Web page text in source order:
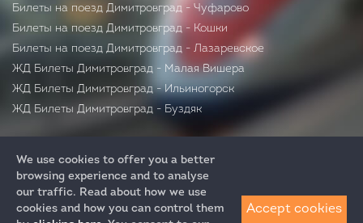
Билеты на поезд Димитровград - Чуфарово
Билеты на поезд Димитровград - Кошки
Билеты на поезд Димитровград - Лазаревское
ЖД Билеты Димитровград - Малая Вишера
ЖД Билеты Димитровград - Ильиногорск
ЖД Билеты Димитровград - Буздяк
We use cookies to offer you a better
browsing experience and to analyse
our traffic. Read about how we use
cookies and how you can control them
Accept cookies